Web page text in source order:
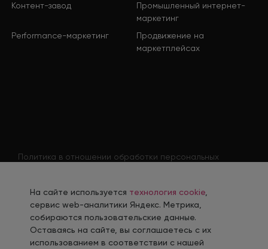
Контент-завод
Промышленный интернет-
маркетинг
Performance-маркетинг
Продвижение на
маркетплейсах
Политика в отношении обработки персональных
Согласие на обработку персональных данных
соискателя
Политика использования файлов cookie
На сайте используется технология cookie
сервис web-аналитики Яндекс. Метрика,
собираются пользовательские данные.
Оставаясь на сайте, вы соглашаетесь с их
использованием в соответствии с нашей